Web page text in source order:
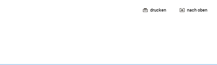
drucken nach oben